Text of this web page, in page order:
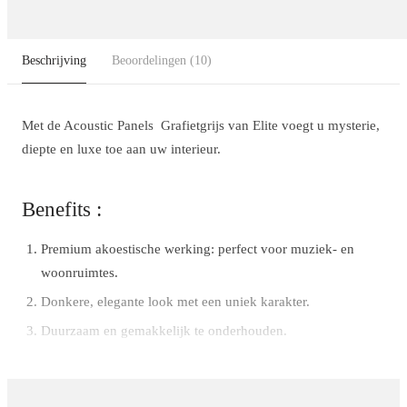
Beschrijving Beoordelingen (10)
Met de Acoustic Panels Grafietgrijs van Elite voegt u mysterie,
diepte en luxe toe aan uw interieur.
Benefits :
Premium akoestische werking: perfect voor muziek- en
woonruimtes.
Donkere, elegante look met een uniek karakter.
Duurzaam en gemakkelijk te onderhouden.